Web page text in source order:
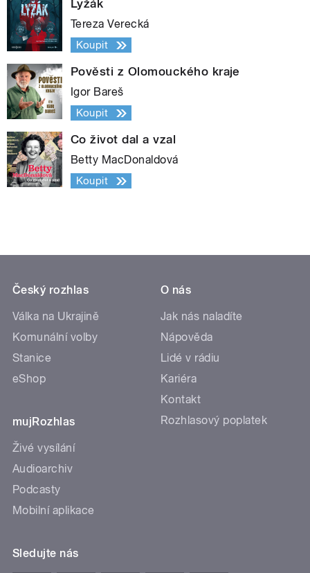
Lyžák
Tereza Verecká
Koupit
Pověsti z Olomouckého kraje
Igor Bareš
Koupit
Co život dal a vzal
Betty MacDonaldová
Koupit
Český rozhlas
Válka na Ukrajině
Komunální volby
Stanice
eShop
mujRozhlas
Živé vysílání
Audioarchiv
Podcasty
Mobilní aplikace
O nás
Jak nás naladíte
Nápověda
Lidé v rádiu
Kariéra
Kontakt
Rozhlasový poplatek
Sledujte nás